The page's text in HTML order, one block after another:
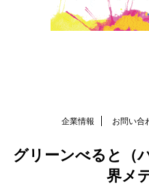
企業情報 お問い合
グリーンべると（
界メ